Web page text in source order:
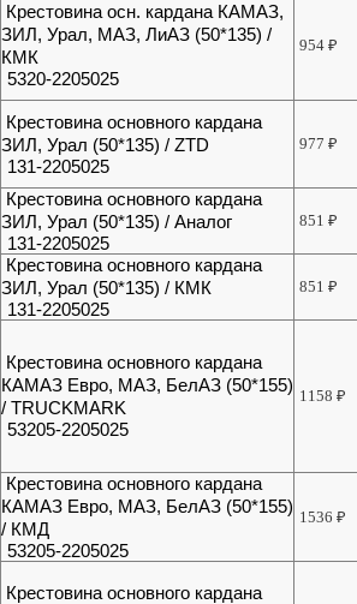
Крестовина осн. кардана КАМАЗ,
ЗИЛ, Урал, МАЗ, ЛиАЗ (50*135) /
КМК
5320-2205025
954₽
Крестовина основного кардана
ЗИЛ, Урал (50*135) / ZTD
131-2205025
977₽
Крестовина основного кардана
ЗИЛ, Урал (50*135) / Аналог
131-2205025
851₽
Крестовина основного кардана
ЗИЛ, Урал (50*135) / КМК
131-2205025
851₽
Крестовина основного кардана
КАМАЗ Евро, МАЗ, БелАЗ (50*155)
/ TRUCKMARK
53205-2205025
1158₽
Крестовина основного кардана
КАМАЗ Евро, МАЗ, БелАЗ (50*155)
/ КМД
53205-2205025
1536₽
Крестовина основного кардана